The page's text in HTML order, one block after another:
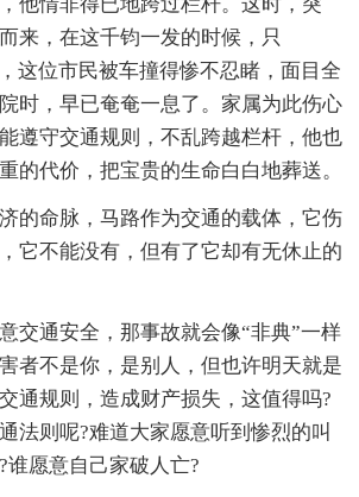
来，在这千钧一发的时候，只
这位市民被车撞得惨不忍睹，面目全
时，早已奄奄一息了。家属为此伤心
遵守交通规则，不乱跨越栏杆，他也
的代价，把宝贵的生命白白地葬送。
的命脉，马路作为交通的载体，它伤
它不能没有，但有了它却有无休止的
交通安全，那事故就会像“非典”一样
者不是你，是别人，但也许明天就是
通规则，造成财产损失，这值得吗?
法则呢?难道大家愿意听到惨烈的叫
谁愿意自己家破人亡?